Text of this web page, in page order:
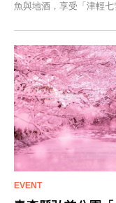
魚與地酒，享受「津輕七